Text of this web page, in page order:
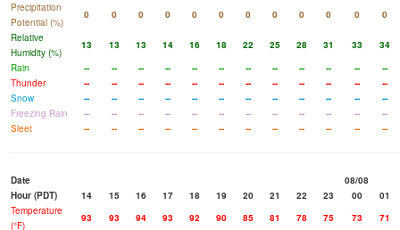
Precipitation
Potential (%)
0 0 0 0 0 0 0 0 0 0 0
0
Relative
Humidity (%)
13 13 13 14 16 18 22 25 28 31 33
34
Rain
-- -- -- -- -- -- -- -- -- -- --
--
Thunder
-- -- -- -- -- -- -- -- -- -- --
--
Snow
-- -- -- -- -- -- -- -- -- -- --
--
Freezing Rain
-- -- -- -- -- -- -- -- -- -- --
--
Sleet
-- -- -- -- -- -- -- -- -- -- -- --
Date
08/08
Hour (PDT)
14 15 16 17 18 19 20 21 22 23 00
01
Temperature
(°F)
93 93 94 93 92 90 85 81 78 75 73
71